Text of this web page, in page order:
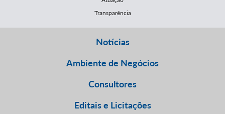
Transparência
Notícias
Ambiente de Negócios
Consultores
Editais e Licitações